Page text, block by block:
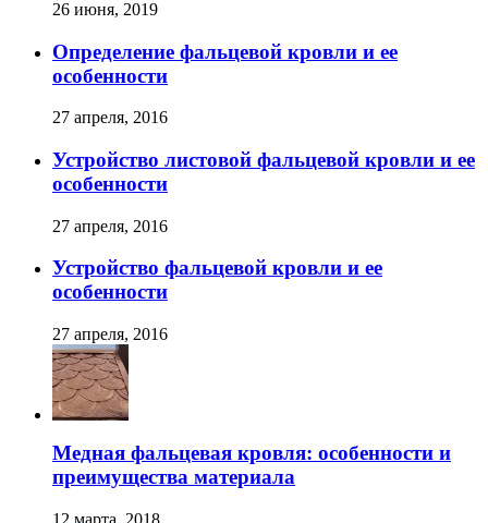
26 июня, 2019
Определение фальцевой кровли и ее
особенности
27 апреля, 2016
Устройство листовой фальцевой кровли и ее
особенности
27 апреля, 2016
Устройство фальцевой кровли и ее
особенности
27 апреля, 2016
Медная фальцевая кровля: особенности и
преимущества материала
12 марта, 2018